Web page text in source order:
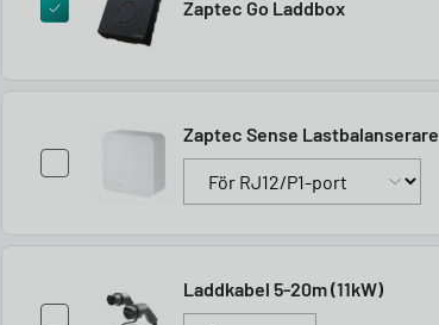
Zaptec Go Laddbox
Zaptec Sense Lastbalanserare
Laddkabel 5-20m (11kW)